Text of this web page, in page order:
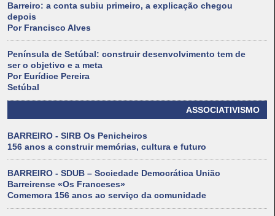
Barreiro: a conta subiu primeiro, a explicação chegou
depois
Por Francisco Alves
Península de Setúbal: construir desenvolvimento tem de
ser o objetivo e a meta
Por Eurídice Pereira
Setúbal
ASSOCIATIVISMO
BARREIRO - SIRB Os Penicheiros
156 anos a construir memórias, cultura e futuro
BARREIRO - SDUB – Sociedade Democrática União
Barreirense «Os Franceses»
Comemora 156 anos ao serviço da comunidade